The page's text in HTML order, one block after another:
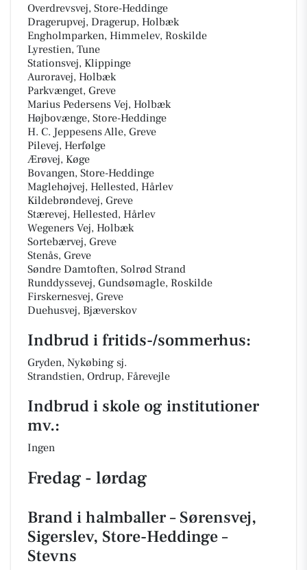
Overdrevsvej, Store-Heddinge
Dragerupvej, Dragerup, Holbæk
Engholmparken, Himmelev, Roskilde
Lyrestien, Tune
Stationsvej, Klippinge
Auroravej, Holbæk
Parkvænget, Greve
Marius Pedersens Vej, Holbæk
Højbovænge, Store-Heddinge
H. C. Jeppesens Alle, Greve
Pilevej, Herfølge
Ærøvej, Køge
Bovangen, Store-Heddinge
Maglehøjvej, Hellested, Hårlev
Kildebrøndevej, Greve
Stærevej, Hellested, Hårlev
Wegeners Vej, Holbæk
Sortebærvej, Greve
Stenås, Greve
Søndre Damtoften, Solrød Strand
Runddyssevej, Gundsømagle, Roskilde
Firskernesvej, Greve
Duehusvej, Bjæverskov
Indbrud i fritids-/sommerhus:
Gryden, Nykøbing sj.
Strandstien, Ordrup, Fårevejle
Indbrud i skole og institutioner
mv.:
Ingen
Fredag - lørdag
Brand i halmballer – Sørensvej,
Sigerslev, Store-Heddinge –
Stevns